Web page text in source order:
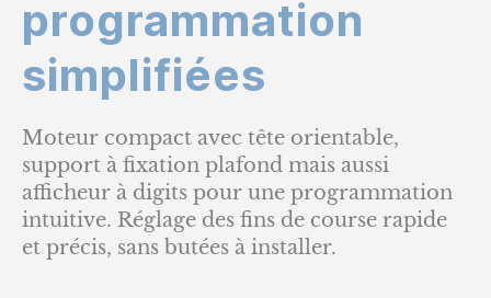
programmation
simplifiées
Moteur compact avec tête orientable,
support à fixation plafond mais aussi
afficheur à digits pour une programmation
intuitive. Réglage des fins de course rapide
et précis, sans butées à installer.